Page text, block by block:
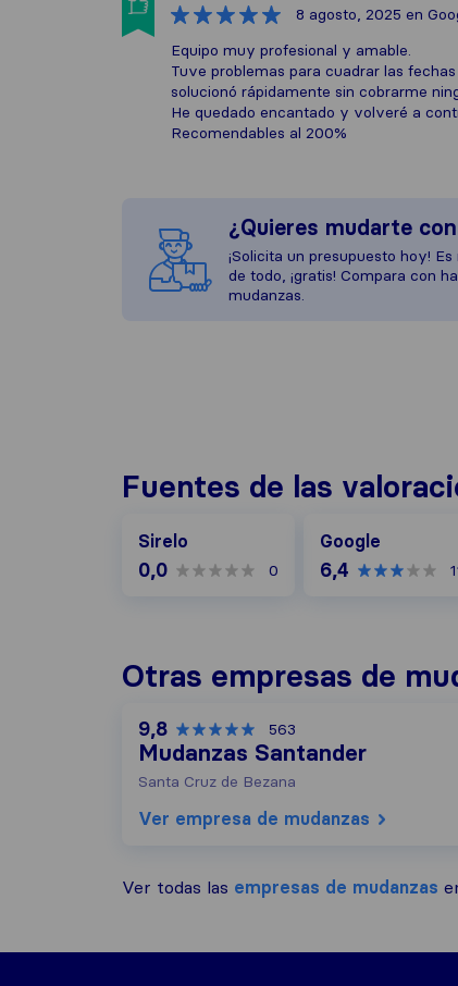
8 agosto, 2025 en
Equipo muy profesional y amable.
Tuve problemas para cuadrar las
solucionó rápidamente sin cobrarme
He quedado encantado y volveré a
Recomendables al 200%
¿Quieres mudarte
¡Solicita un presupuesto hoy!
de todo, ¡gratis! Compara con
mudanzas.
Fuentes de las
Sirelo
0,0 0
Google
6,4
Otras empresas de
9,8 563
Mudanzas Santander
Santa Cruz de Bezana
Ver empresa de mudanzas
Ver todas las empresas de mudanzas